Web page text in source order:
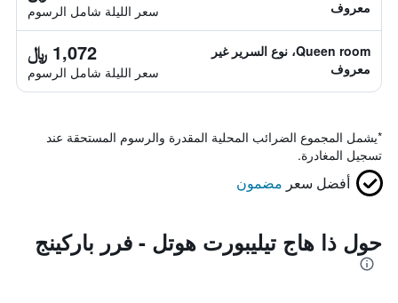
معروف
سعر الليلة شامل الرسوم
Queen room، نوع السرير غير
معروف
1,072 ﷼
سعر الليلة شامل الرسوم
*يشمل المجموع الضرائب المحلية المقدرة والرسوم المستحقة عند
تسجيل المغادرة.
أفضل سعر مضمون
حول ذا هاج تيليبورت هوتل - فرر باركينج